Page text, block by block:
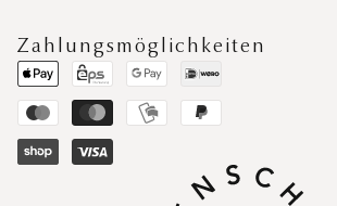
Zahlungsmöglichkeiten